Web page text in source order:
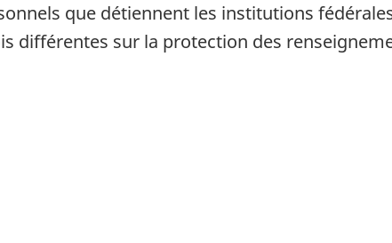
que détiennent les institutions
différentes sur la protection des